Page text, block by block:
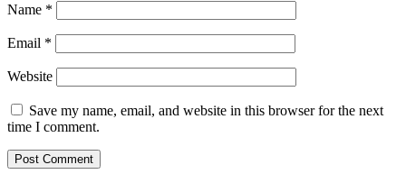
Name *
Email *
Website
Save my name, email, and website in this browser for the next
time I comment.